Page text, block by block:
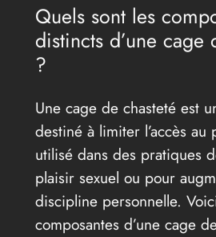
Quels sont les
distincts d’une cage
?
Une cage de chasteté est
destiné à limiter l’accès au
utilisé dans des pratiques
plaisir sexuel ou pour
discipline personnelle.
composantes d’une cage